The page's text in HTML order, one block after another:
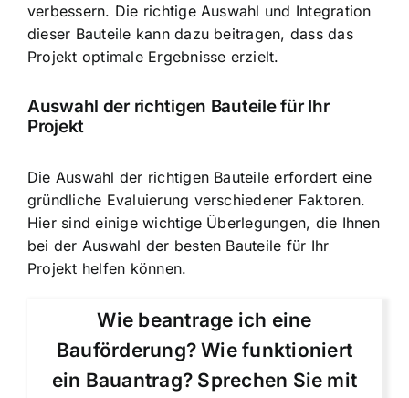
verbessern. Die richtige Auswahl und Integration
dieser Bauteile kann dazu beitragen, dass das
Projekt optimale Ergebnisse erzielt.
Auswahl der richtigen Bauteile für Ihr
Projekt
Die Auswahl der richtigen Bauteile erfordert eine
gründliche Evaluierung verschiedener Faktoren.
Hier sind einige wichtige Überlegungen, die Ihnen
bei der Auswahl der besten Bauteile für Ihr
Projekt helfen können.
Wie beantrage ich eine
Bauförderung? Wie funktioniert
ein Bauantrag? Sprechen Sie mit